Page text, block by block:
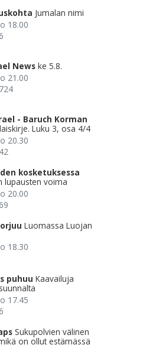
Jumalan nimi
18.00
News ke 5.8.
21.00
- Baruch Korman
Luku 3, osa 4/4
20.30
kosketuksessa
lupausten voima
20.00
Luomassa Luojan
18.30
puhuu Kaavailuja
17.45
Sukupolvien välinen
on ollut estämässä